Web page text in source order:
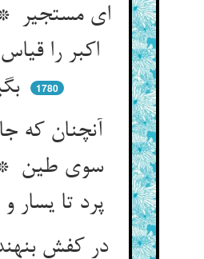
ای مستجیر
اکبر را
بگیر
1780
آنچنان که
سوی طین
پرد تا یسار و تا یمین
در کفش